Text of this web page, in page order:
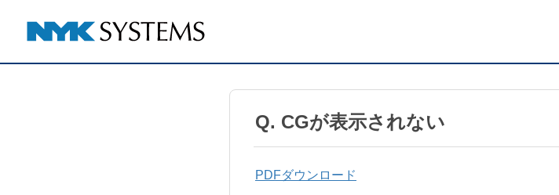
Q. CGが表示されない
PDFダウンロード